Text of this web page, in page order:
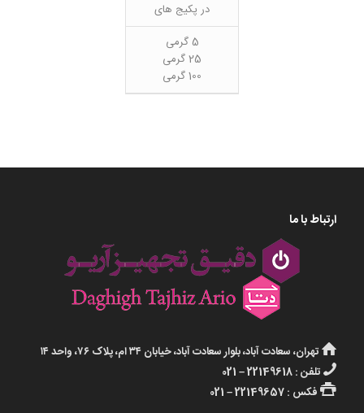
در پکیج های
5 گرمی
25 گرمی
100 گرمی
ارتباط با ما
تهران، سعادت آباد، بلوار سعادت آباد، خیابان ۳۴ ام، پلاک ۷۶، واحد ۱۴
تلفن : 22149618 – 021
فکس : 22149657 – 021